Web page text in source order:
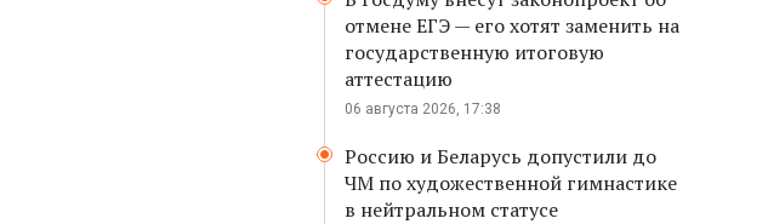
отмене ЕГЭ — его хотят заменить на
государственную итоговую
аттестацию
06 августа 2026, 17:38
Россию и Беларусь допустили до
ЧМ по художественной гимнастике
в нейтральном статусе